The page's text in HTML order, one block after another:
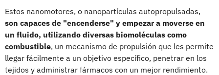
Estos nanomotores, o nanopartículas autopropulsadas,
son capaces de "encenderse" y empezar a moverse en
un fluido, utilizando diversas biomoléculas como
combustible, un mecanismo de propulsión que les permite
llegar fácilmente a un objetivo específico, penetrar en los
tejidos y administrar fármacos con un mejor rendimiento.